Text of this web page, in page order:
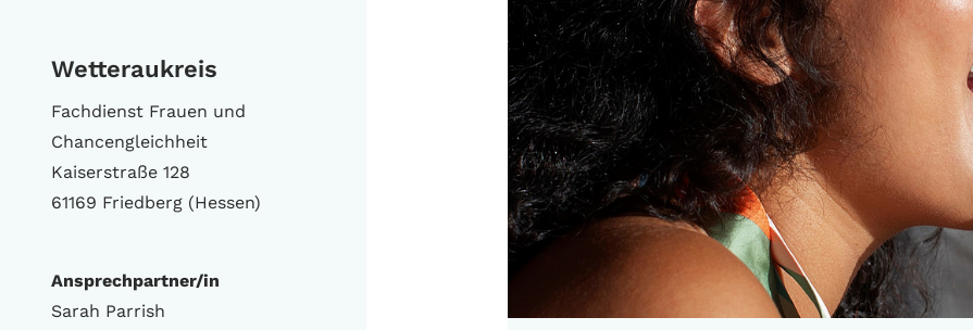
Wetteraukreis
Fachdienst Frauen und
Chancengleichheit
Kaiserstraße 128
61169 Friedberg (Hessen)
Ansprechpartner/in
Sarah Parrish